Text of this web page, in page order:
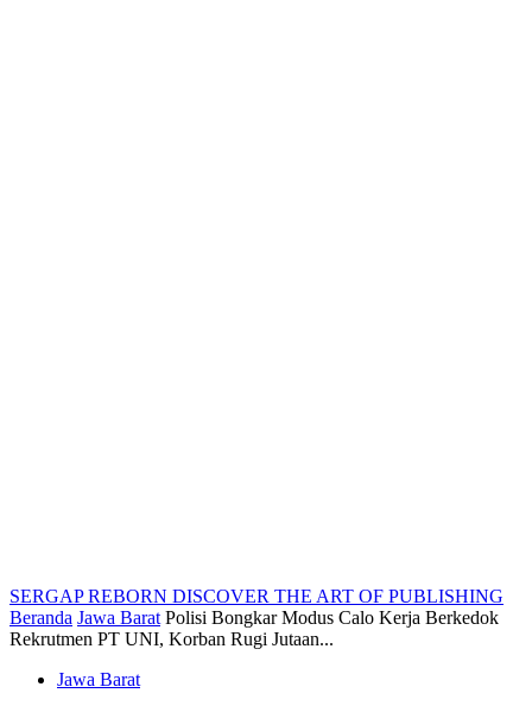
SERGAP REBORN DISCOVER THE ART OF PUBLISHING
Beranda Jawa Barat Polisi Bongkar Modus Calo Kerja Berkedok
Rekrutmen PT UNI, Korban Rugi Jutaan...
Jawa Barat